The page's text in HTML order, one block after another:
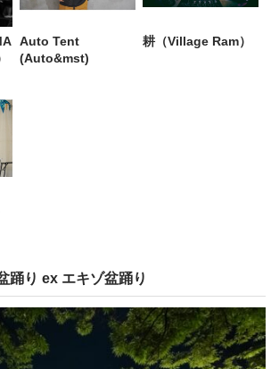
Auto Tent
(Auto&mst)
耕（Village Ram）
踊り ex エキゾ盆踊り